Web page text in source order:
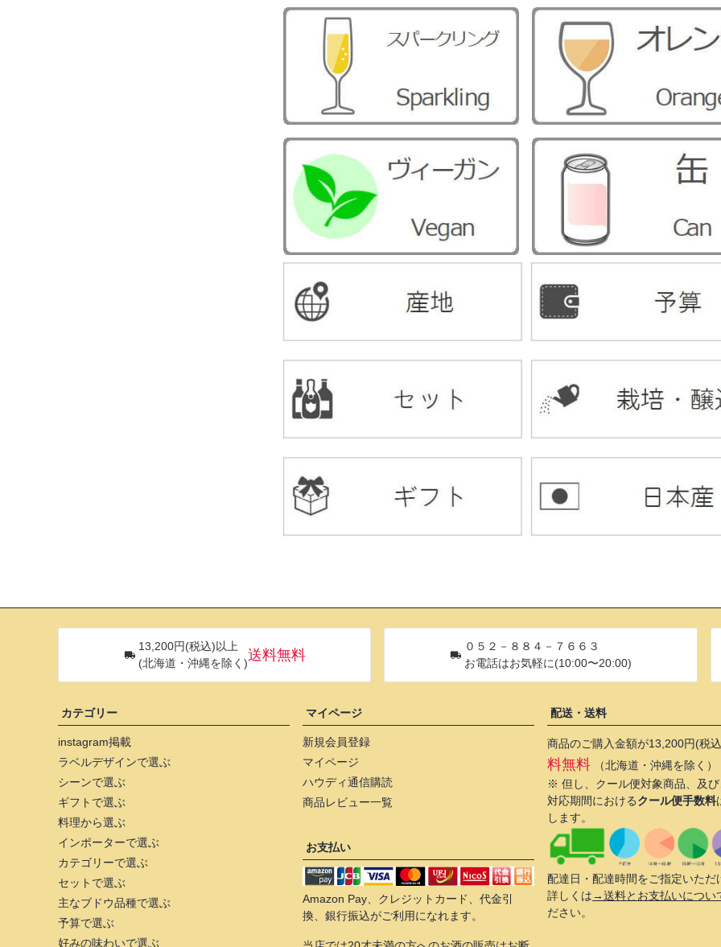
13,200円(税込)以上
(北海道・沖縄を除く)
送料無料
０５２－８８４－７６６３
お電話はお気軽に(10:00〜20:00)
カテゴリー
instagram掲載
ラベルデザインで選ぶ
シーンで選ぶ
ギフトで選ぶ
料理から選ぶ
インポーターで選ぶ
カテゴリーで選ぶ
セットで選ぶ
主なブドウ品種で選ぶ
予算で選ぶ
好みの味わいで選ぶ
マイページ
新規会員登録
マイページ
ハウディ通信購読
商品レビュー一覧
お支払い
Amazon Pay、クレジットカード、代金引
換、銀行振込がご利用になれます。
配送・送料
商品のご購入金額が13,200円(税
料無料 （北海道・沖縄を除く）
※ 但し、クール便対象商品、及
対応期間におけるクール便手数料
します。
配達日・配達時間をご指定いただ
詳しくは→送料とお支払いについ
ださい。